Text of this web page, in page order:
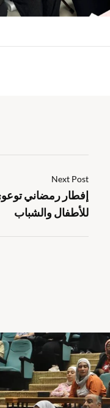
Next Post
إفطار رمضاني
للأطفال والشباب